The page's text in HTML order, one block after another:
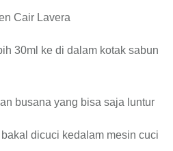
Cair Lavera
30ml ke di dalam kotak sabun
busana yang bisa saja luntur
dicuci kedalam mesin cuci